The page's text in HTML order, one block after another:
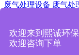
废气处理设备 废气处
熙诚环保废气处理设
欢迎来到熙诚环
欢迎咨询下单